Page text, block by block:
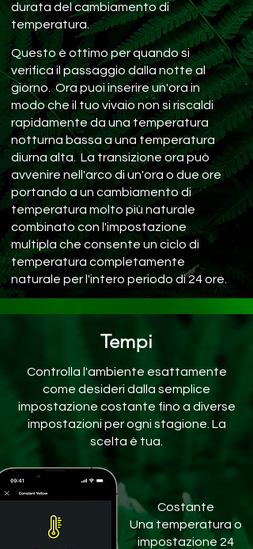
durata del cambiamento di
temperatura.
Questo è ottimo per quando si
verifica il passaggio dalla notte al
giorno. Ora puoi inserire un'ora in
modo che il tuo vivaio non si riscaldi
rapidamente da una temperatura
notturna bassa a una temperatura
diurna alta. La transizione ora può
avvenire nell'arco di un'ora o due ore
portando a un cambiamento di
temperatura molto più naturale
combinato con l'impostazione
multipla che consente un ciclo di
temperatura completamente
naturale per l'intero periodo di 24 ore.
Tempi
Controlla l'ambiente esattamente
come desideri dalla semplice
impostazione costante fino a diverse
impostazioni per ogni stagione. La
scelta è tua.
Costante
Una temperatura o
impostazione 24